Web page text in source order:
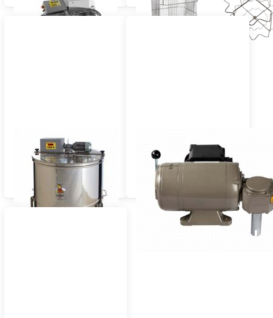
Extracteurs compacts
63 cm avec
entraînement
entièrement
automatique
Motorisations pour
extracteurs de miel